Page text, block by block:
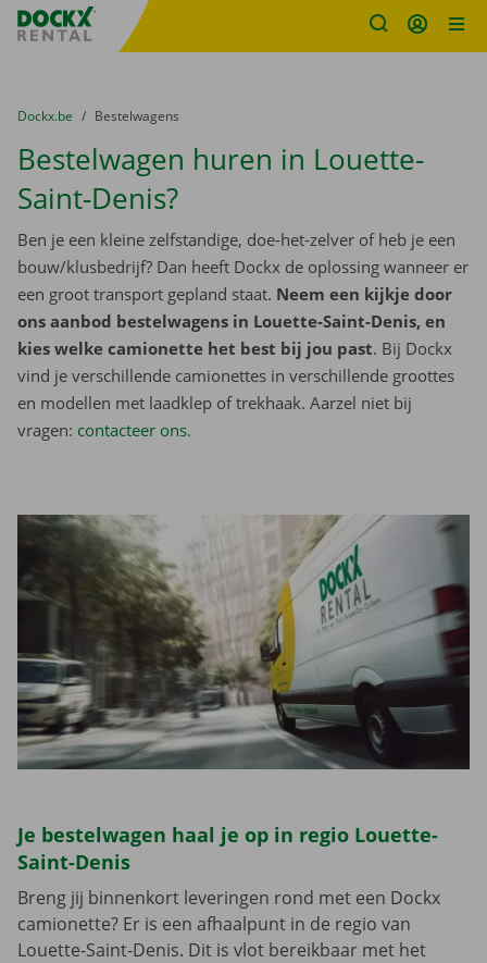
Fratello DEMO
U bevindt zich hier:
van
Dockx.be naar
Bestelwagens
Bestelwagen huren in Louette-
Saint-Denis?
Ben je een kleine zelfstandige, doe-het-zelver of heb je een
bouw/klusbedrijf? Dan heeft Dockx de oplossing wanneer er
een groot transport gepland staat. Neem een kijkje door
ons aanbod bestelwagens in Louette-Saint-Denis, en
kies welke camionette het best bij jou past. Bij Dockx
vind je verschillende camionettes in verschillende groottes
en modellen met laadklep of trekhaak. Aarzel niet bij
vragen: contacteer ons.
Je bestelwagen haal je op in regio Louette-
Saint-Denis
Breng jij binnenkort leveringen rond met een Dockx
camionette? Er is een afhaalpunt in de regio van
Louette-Saint-Denis. Dit is vlot bereikbaar met het